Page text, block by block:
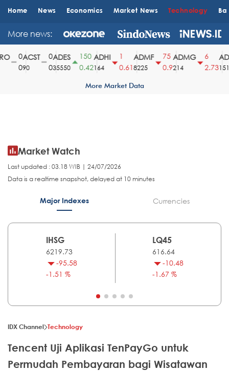
Home News Economics Market News Technology
More news:
ACST
90
ADES
35550
150
0.42
ADHI
164
0.61
ADMF
8225
75
0.9
ADMG
214
2.731510
More Market Data
Market Watch
Last updated : 03.18 WIB | 24/07/2026
Data is a realtime snapshot, delayed at 10 minutes
Major Indexes Currencies
IHSG
6219.73
-95.58
-1.51 %
LQ45
616.64
-10.48
-1.67 %
IDX Channel Technology
Tencent Uji Aplikasi TenPayGo untuk
Permudah Pembayaran bagi Wisatawan